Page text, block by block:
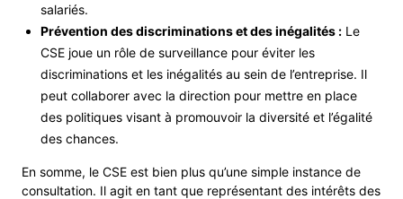
salariés.
Prévention des discriminations et des inégalités : Le
CSE joue un rôle de surveillance pour éviter les
discriminations et les inégalités au sein de l’entreprise. Il
peut collaborer avec la direction pour mettre en place
des politiques visant à promouvoir la diversité et l’égalité
des chances.
En somme, le CSE est bien plus qu’une simple instance de
consultation. Il agit en tant que représentant des intérêts des